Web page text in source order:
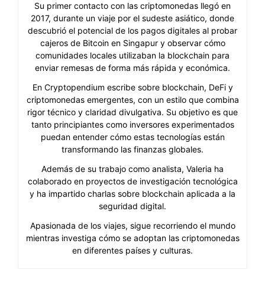
Su primer contacto con las criptomonedas llegó en
2017, durante un viaje por el sudeste asiático, donde
descubrió el potencial de los pagos digitales al probar
cajeros de Bitcoin en Singapur y observar cómo
comunidades locales utilizaban la blockchain para
enviar remesas de forma más rápida y económica.
En Cryptopendium escribe sobre blockchain, DeFi y
criptomonedas emergentes, con un estilo que combina
rigor técnico y claridad divulgativa. Su objetivo es que
tanto principiantes como inversores experimentados
puedan entender cómo estas tecnologías están
transformando las finanzas globales.
Además de su trabajo como analista, Valeria ha
colaborado en proyectos de investigación tecnológica
y ha impartido charlas sobre blockchain aplicada a la
seguridad digital.
Apasionada de los viajes, sigue recorriendo el mundo
mientras investiga cómo se adoptan las criptomonedas
en diferentes países y culturas.